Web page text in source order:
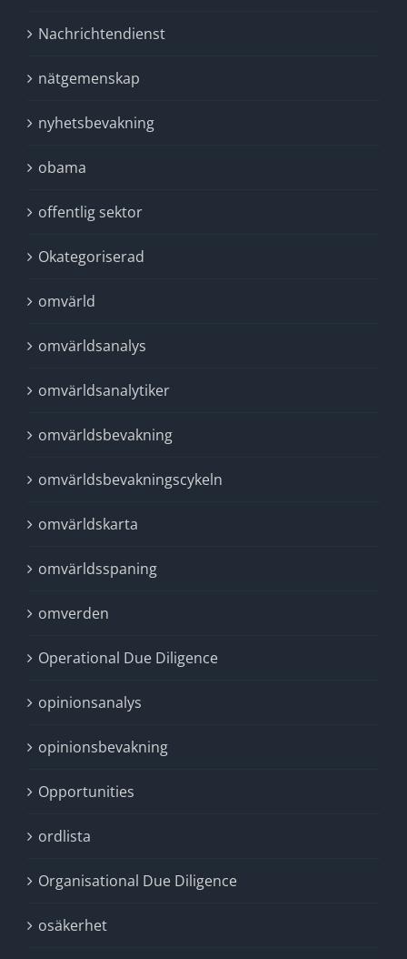
Nachrichtendienst
nätgemenskap
nyhetsbevakning
obama
offentlig sektor
Okategoriserad
omvärld
omvärldsanalys
omvärldsanalytiker
omvärldsbevakning
omvärldsbevakningscykeln
omvärldskarta
omvärldsspaning
omverden
Operational Due Diligence
opinionsanalys
opinionsbevakning
Opportunities
ordlista
Organisational Due Diligence
osäkerhet